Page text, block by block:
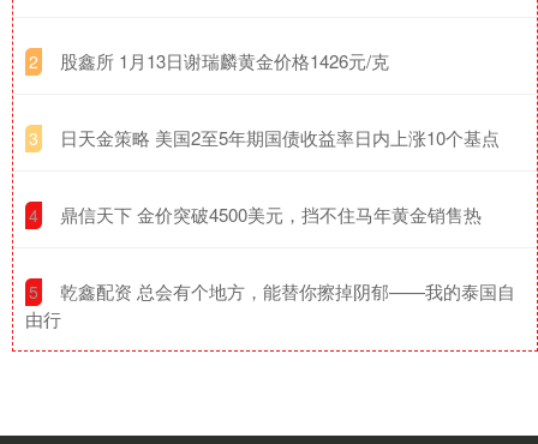
2 ​股鑫所 1月13日谢瑞麟黄金价格1426元/克
3 ​日天金策略 美国2至5年期国债收益率日内上涨10个基点
4 ​鼎信天下 金价突破4500美元，挡不住马年黄金销售热
5
​乾鑫配资 总会有个地方，能替你擦掉阴郁——我的泰国自
由行